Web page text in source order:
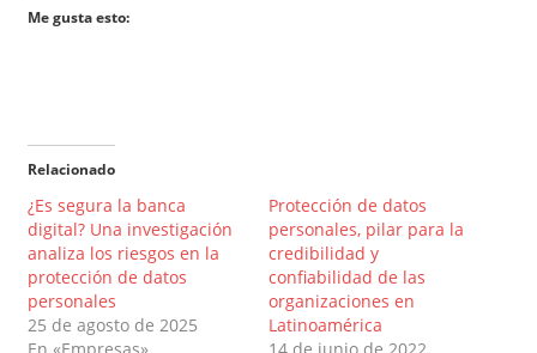
Me gusta esto:
Relacionado
¿Es segura la banca
digital? Una investigación
analiza los riesgos en la
protección de datos
personales
25 de agosto de 2025
En «Empresas»
Protección de datos
personales, pilar para la
credibilidad y
confiabilidad de las
organizaciones en
Latinoamérica
14 de junio de 2022